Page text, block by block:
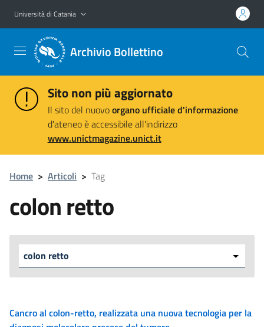
Vai al contenuto principale
Vai al menu di navigazione
Università di Catania
Archivio Bollettino
Sito non più aggiornato
Il sito del nuovoorgano ufficiale d'informazione
d'ateneo è accessibile all'indirizzo
www.unictmagazine.unict.it
Home > Articoli > Tag
colon retto
Cancro al colon-retto, realizzata una nuova tecnologia per la